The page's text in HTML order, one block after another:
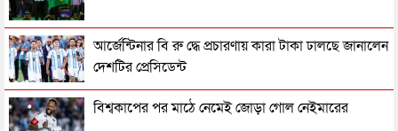
আর্জেন্টিনার বি রু দ্ধে প্রচারণায় কারা টাকা ঢালছে জানালেন
দেশটির প্রেসিডেন্ট
বিশ্বকাপের পর মাঠে নেমেই জোড়া গোল নেইমারের